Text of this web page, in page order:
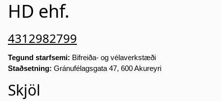
HD ehf.
4312982799
Tegund starfsemi: Bifreiða- og vélaverkstæði
Staðsetning: Gránufélagsgata 47, 600 Akureyri
Skjöl